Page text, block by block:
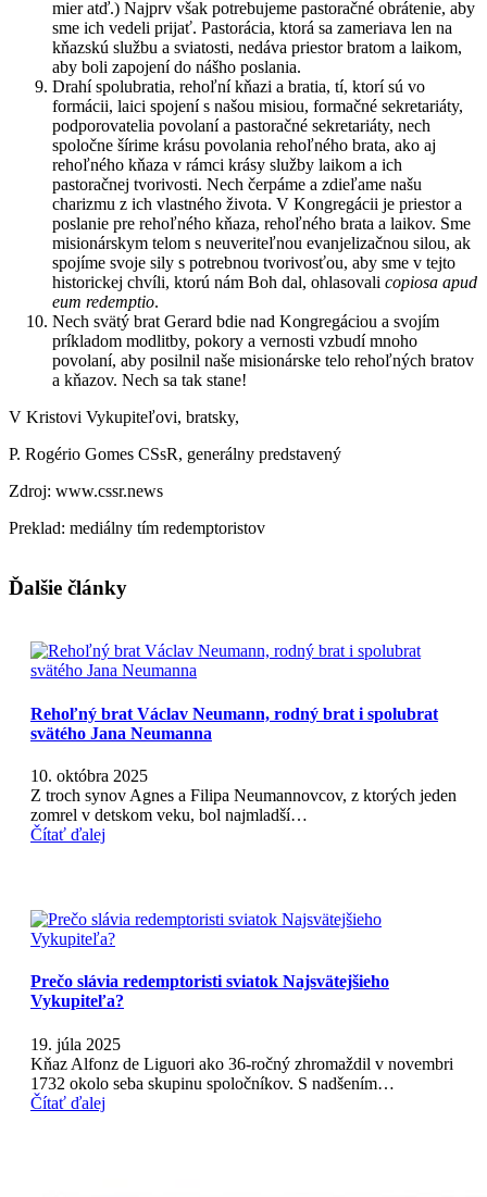
mier atď.) Najprv však potrebujeme pastoračné obrátenie, aby
sme ich vedeli prijať. Pastorácia, ktorá sa zameriava len na
kňazskú službu a sviatosti, nedáva priestor bratom a laikom,
aby boli zapojení do nášho poslania.
Drahí spolubratia, rehoľní kňazi a bratia, tí, ktorí sú vo
formácii, laici spojení s našou misiou, formačné sekretariáty,
podporovatelia povolaní a pastoračné sekretariáty, nech
spoločne šírime krásu povolania rehoľného brata, ako aj
rehoľného kňaza v rámci krásy služby laikom a ich
pastoračnej tvorivosti. Nech čerpáme a zdieľame našu
charizmu z ich vlastného života. V Kongregácii je priestor a
poslanie pre rehoľného kňaza, rehoľného brata a laikov. Sme
misionárskym telom s neuveriteľnou evanjelizačnou silou, ak
spojíme svoje sily s potrebnou tvorivosťou, aby sme v tejto
historickej chvíli, ktorú nám Boh dal, ohlasovali copiosa apud
eum redemptio.
Nech svätý brat Gerard bdie nad Kongregáciou a svojím
príkladom modlitby, pokory a vernosti vzbudí mnoho
povolaní, aby posilnil naše misionárske telo rehoľných bratov
a kňazov. Nech sa tak stane!
V Kristovi Vykupiteľovi, bratsky,
P. Rogério Gomes CSsR, generálny predstavený
Zdroj: www.cssr.news
Preklad: mediálny tím redemptoristov
Ďalšie články
Rehoľný brat Václav Neumann, rodný brat i spolubrat
svätého Jana Neumanna
10. októbra 2025
Z troch synov Agnes a Filipa Neumannovcov, z ktorých jeden
zomrel v detskom veku, bol najmladší…
Čítať ďalej
Prečo slávia redemptoristi sviatok Najsvätejšieho
Vykupiteľa?
19. júla 2025
Kňaz Alfonz de Liguori ako 36-ročný zhromaždil v novembri
1732 okolo seba skupinu spoločníkov. S nadšením…
Čítať ďalej